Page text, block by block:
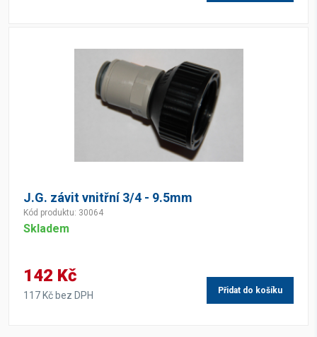
J.G. závit vnitřní 3/4 - 9.5mm
Kód produktu: 30064
Skladem
142 Kč
117 Kč bez DPH Přidat do košíku